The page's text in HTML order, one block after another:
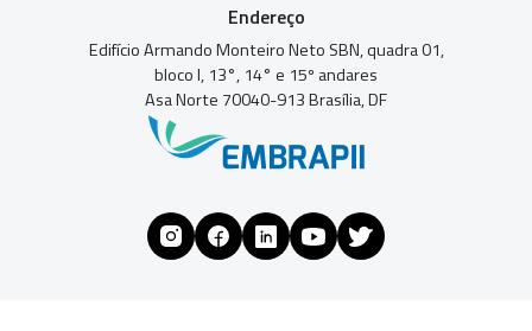
Endereço
Edifício Armando Monteiro Neto SBN, quadra 01,
bloco I, 13°, 14° e 15º andares
Asa Norte 70040-913 Brasília, DF